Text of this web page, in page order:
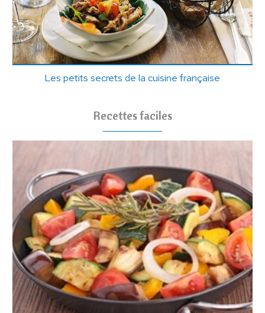
Les petits secrets de la cuisine française
Recettes faciles